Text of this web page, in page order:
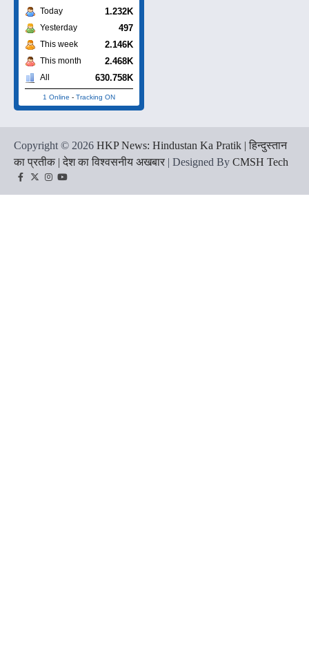
Today 1.232K
Yesterday 497
This week 2.146K
This month 2.468K
All 630.758K
1 Online - Tracking ON
Copyright © 2026 HKP News: Hindustan Ka Pratik | हिन्दुस्तान
का प्रतीक | देश का विश्वसनीय अखबार | Designed By CMSH Tech
Facebook
TwitterInstagram
YouTube